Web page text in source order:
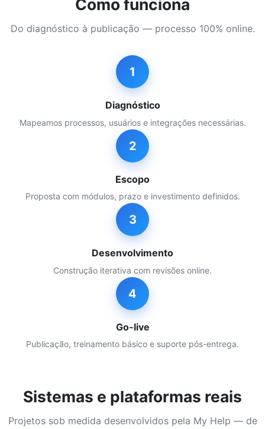
Como funciona
Do diagnóstico à publicação — processo 100% online.
1
Diagnóstico
Mapeamos processos, usuários e integrações necessárias.
2
Escopo
Proposta com módulos, prazo e investimento definidos.
3
Desenvolvimento
Construção iterativa com revisões online.
4
Go-live
Publicação, treinamento básico e suporte pós-entrega.
Sistemas e plataformas reais
Projetos sob medida desenvolvidos pela My Help — de